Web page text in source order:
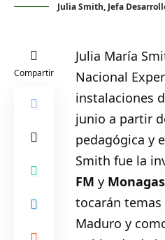
Julia Smith, Jefa
Compartir
Julia María
Nacional
instalaciones
junio a partir
pedagógica y
Smith fue la
FMy
tocarán
Maduro y